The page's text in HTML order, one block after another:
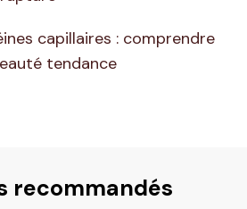
capillaires : comprendre
tendance
recommandés